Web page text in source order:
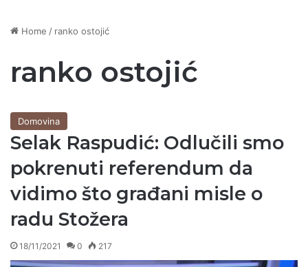
Home / ranko ostojić
ranko ostojić
Domovina
Selak Raspudić: Odlučili smo
pokrenuti referendum da
vidimo što građani misle o
radu Stožera
18/11/2021 0 217